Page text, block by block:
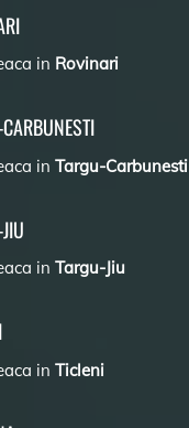
in Rovinari
in Targu-Carbunesti
in Targu-Jiu
in Ticleni